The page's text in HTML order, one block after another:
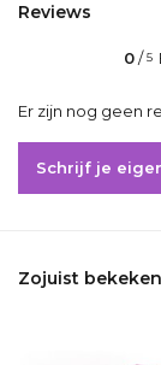
Reviews
0/5
Er zijn nog geen
Schrijf je
Zojuist bekeken